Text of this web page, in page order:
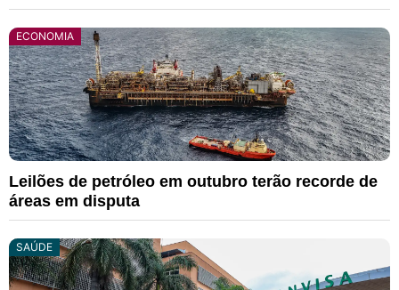
ECONOMIA
Leilões de petróleo em outubro terão recorde de
áreas em disputa
SAÚDE